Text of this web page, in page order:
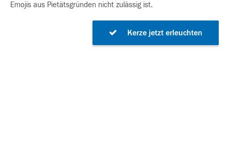
Emojis aus Pietätsgründen nicht zulässig ist.
Kerze jetzt erleuchten